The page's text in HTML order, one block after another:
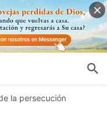
la persecución